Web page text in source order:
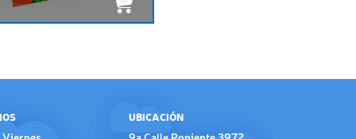
UBICACIÓN